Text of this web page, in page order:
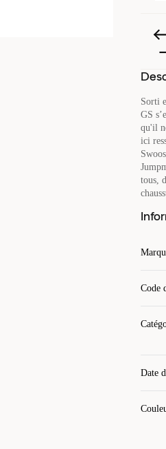
Sorti
GS
qu'il
ici
tous,
Code
Date